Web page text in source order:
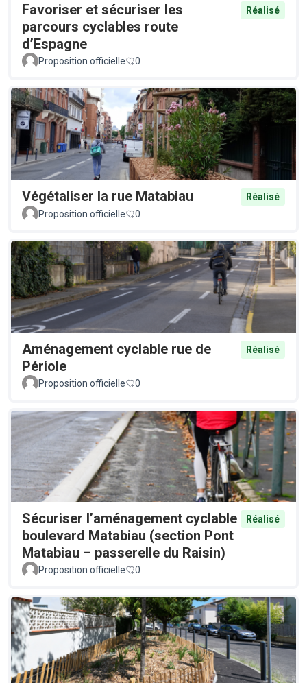
Favoriser et sécuriser les
parcours cyclables route
d’Espagne
Réalisé
Proposition officielle 0
Végétaliser la rue Matabiau
Réalisé
Proposition officielle
0
Aménagement cyclable rue de
Périole
Réalisé
Proposition officielle 0
Sécuriser l’aménagement cyclable
boulevard Matabiau (section Pont
Matabiau – passerelle du Raisin)
Réalisé
Proposition officielle 0